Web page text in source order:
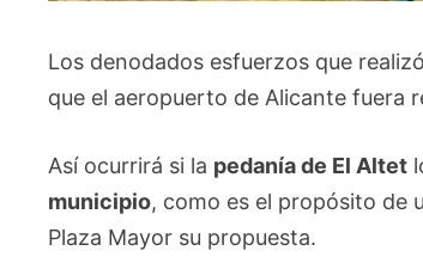
Los denodados esfuerzos que
que el aeropuerto de Alicante fuera
Así ocurrirá si la pedanía de El Altet
municipio, como es el propósito de
Plaza Mayor su propuesta.